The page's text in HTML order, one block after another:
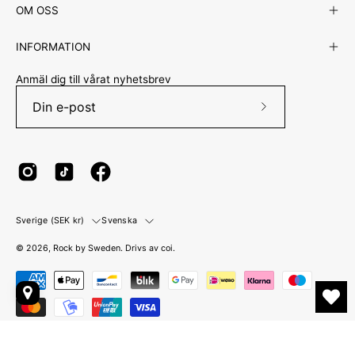
OM OSS
INFORMATION
Anmäl dig till vårat nyhetsbrev
Land
Sverige (SEK kr) Språk
Svenska
© 2026, Rock by Sweden. Drivs av coi.